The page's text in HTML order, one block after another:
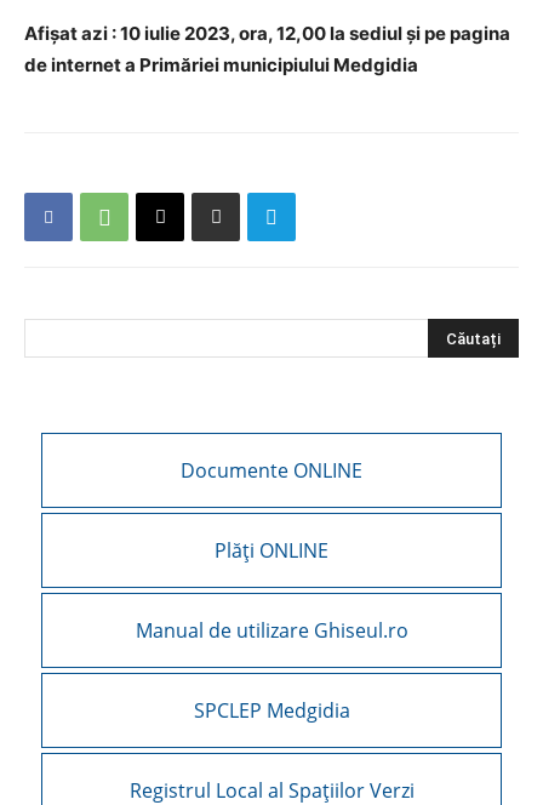
Afişat azi : 10 iulie2023, ora, 12,00 la sediul și pe pagina
de internet a Primăriei municipiului Medgidia
Documente ONLINE
Plăți ONLINE
Manual de utilizare Ghiseul.ro
SPCLEP Medgidia
Registrul Local al Spațiilor Verzi